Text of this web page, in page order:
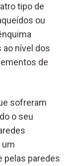
tipo de
ou
ao nível dos
de
sofreram
o seu
um
pelas paredes